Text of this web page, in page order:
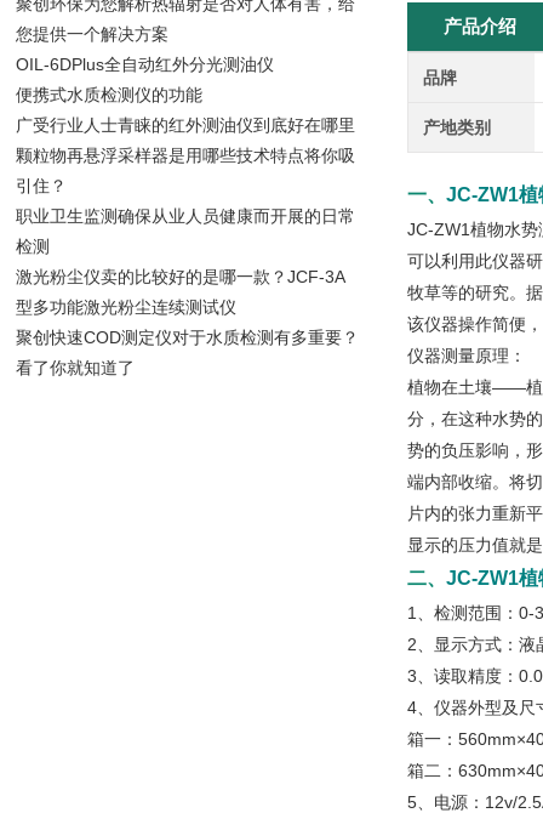
产品介绍
品牌
产地类别
一、 JC-ZW1植
JC-ZW1植物水
可以利用此仪器
牧草等的研究。
该仪器操作简便
仪器测量原理：
植物在土壤——植
分，在这种水势
势的负压影响，
端内部收缩。将
片内的张力重新
显示的压力值就
二、 JC-ZW1植
1、检测范围：0-
2、显示方式：
3、读取精度：
4、仪器外型及尺
箱一：
箱二：
5、电源：12v/
您提供一个解决方案
OIL-6DPlus全自动红外分光测油仪
便携式水质检测仪的功能
广受行业人士青睐的红外测油仪到底好在哪里
颗粒物再悬浮采样器是用哪些技术特点将你吸
引住？
职业卫生监测确保从业人员健康而开展的日常
检测
激光粉尘仪卖的比较好的是哪一款？JCF-3A
型多功能激光粉尘连续测试仪
聚创快速COD测定仪对于水质检测有多重要？
看了你就知道了